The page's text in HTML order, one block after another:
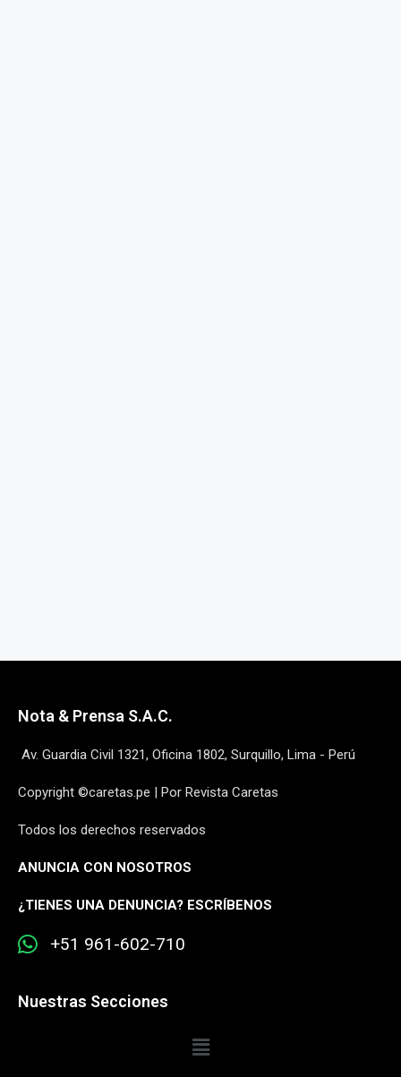
Nota & Prensa S.A.C.
Av. Guardia Civil 1321, Oficina 1802, Surquillo, Lima - Perú
Copyright ©caretas.pe | Por Revista Caretas
Todos los derechos reservados
ANUNCIA CON NOSOTROS
¿TIENES UNA DENUNCIA? ESCRÍBENOS
+51 961-602-710
Nuestras Secciones